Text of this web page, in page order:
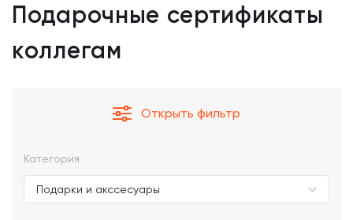
Подарочные сертификаты
коллегам
Открыть фильтр
Категория